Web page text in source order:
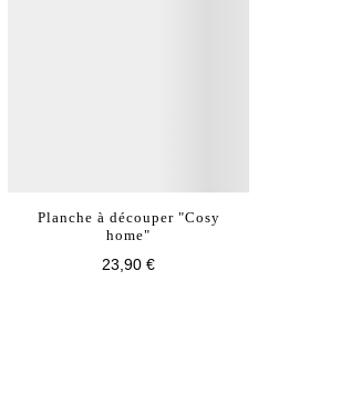
Planche à découper "Cosy
home"
23,90 €